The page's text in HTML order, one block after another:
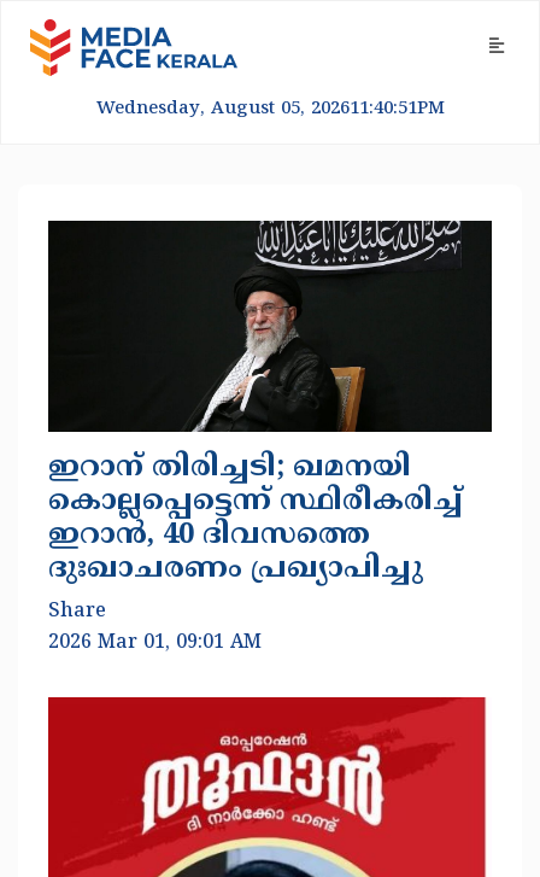
Wednesday, August 05, 202611:40:52PM
ഇറാന് തിരിച്ചടി; ഖമനയി
കൊല്ലപ്പെട്ടെന്ന് സ്ഥിരീകരിച്ച്
ഇറാൻ, 40 ദിവസത്തെ
ദുഃഖാചരണം പ്രഖ്യാപിച്ചു
Share
2026 Mar 01, 09:01 AM